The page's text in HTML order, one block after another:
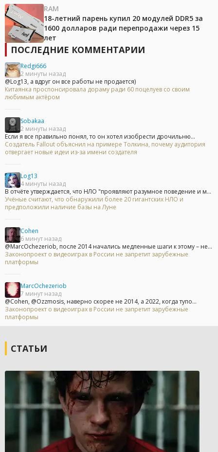
RAM
18-летний парень купил 20 модулей DDR5 за
1600 долларов ради перепродажи через 15
лет
ПОСЛЕДНИЕ КОММЕНТАРИИ
Redgi666
2 минуты назад
@Log13, а вдруг он все работы не продается)
Китаянка проспонсировала дораму ради 60 поцелуев со своим
любимым актёром
Sobakaa
2 минуты назад
Если я все правильно понял, то он хотел изобрести дрочильню...
Создатель Fallout объяснил на примере Толкина, почему аудитория
отвергает новые идеи из-за имени создателя
Log13
4 минуты назад
В отчёте утверждается, что НЛО "проявляют разумное поведение и м...
Учёные считают, что обнаружили более 20 гигантских НЛО и
предположили наличие базы на Луне
Cohen
6 минут назад
@MarcOchezeriob, после 2014 начались медленные шаги к этому – не...
Законопроект о видеоиграх в России не запретит зарубежные
платформы
MarcOchezeriob
7 минут назад
@Cohen, @Ozzmosis, наверно скорее не 2014, а 2022, когда тупо...
Законопроект о видеоиграх в России не запретит зарубежные
платформы
СТАТЬИ